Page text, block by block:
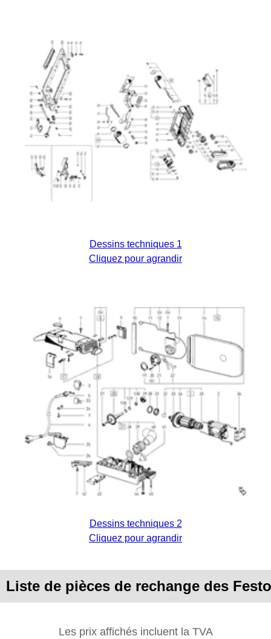
Dessins techniques 1
Cliquez pour agrandir
Dessins techniques 2
Cliquez pour agrandir
Liste de pièces de rechange des
Les prix affichés incluent la TVA